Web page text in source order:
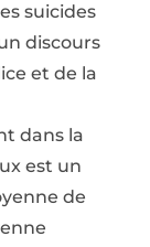
suicides
discours
et de la
dans la
est un
de